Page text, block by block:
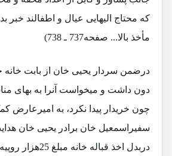
که محتاج الیهایی عیال و اطفالند خبر
مأخذ بالا... صفحه737 ـ 738)
درضمن سردار یحیی خان از بابت خانه
دون داشت و میخواست آنرا به بهای
چون خریدار پیدا نکرد، به امیرعارض
سفیراسمعیل خان برادر یحیی خان
دربدل اخذ قباله